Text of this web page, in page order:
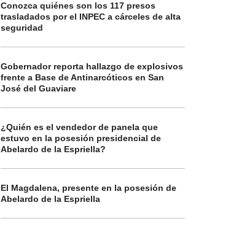
Conozca quiénes son los 117 presos
trasladados por el INPEC a cárceles de alta
seguridad
Gobernador reporta hallazgo de explosivos
frente a Base de Antinarcóticos en San
José del Guaviare
¿Quién es el vendedor de panela que
estuvo en la posesión presidencial de
Abelardo de la Espriella?
El Magdalena, presente en la posesión de
Abelardo de la Espriella